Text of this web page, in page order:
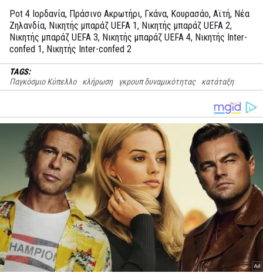
Pot 4 Ιορδανία, Πράσινο Ακρωτήρι, Γκάνα, Κουρασάο, Αϊτή, Νέα
Ζηλανδία, Νικητής μπαράζ UEFA 1, Νικητής μπαράζ UEFA 2,
Νικητής μπαράζ UEFA 3, Νικητής μπαράζ UEFA 4, Νικητής Inter-
confed 1, Νικητής Inter-confed 2
TAGS:
Παγκόσμιο Κύπελλο
κλήρωση γκρουπ δυναμικότητας κατάταξη